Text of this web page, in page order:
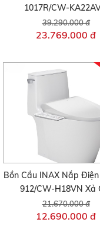
1017R/CW-
39.290.000 đ
23.769.000 đ
Bồn Cầu INAX Nắp
912/CW-H18VN Xả
21.670.000 đ
12.690.000 đ